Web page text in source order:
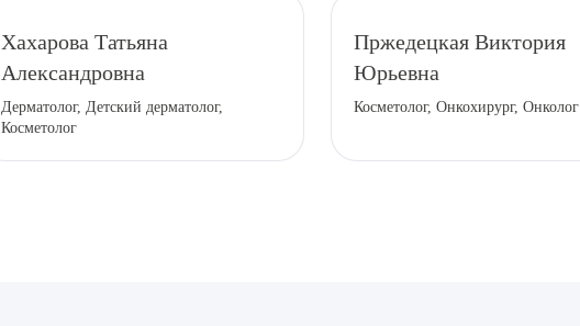
Хахарова Татьяна
Александровна
Дерматолог, Детский дерматолог,
Косметолог
Пржедецкая Виктория
Юрьевна
Косметолог, Онкохирург, Онколог
Выберите сопутствующую услугу